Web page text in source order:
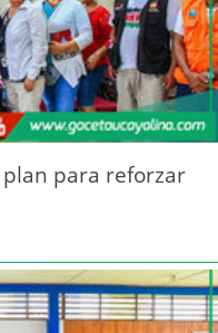
para reforzar